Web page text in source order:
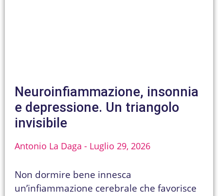
Neuroinfiammazione, insonnia
e depressione. Un triangolo
invisibile
Antonio La Daga Luglio 29, 2026
Non dormire bene innesca
un’infiammazione cerebrale che favorisce